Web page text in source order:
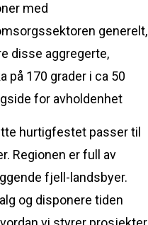
med
generelt,
disse aggregerte,
på 170 grader i ca 50
hurtigfestet passer til
Regionen er full av
fjell-landsbyer.
og disponere tiden